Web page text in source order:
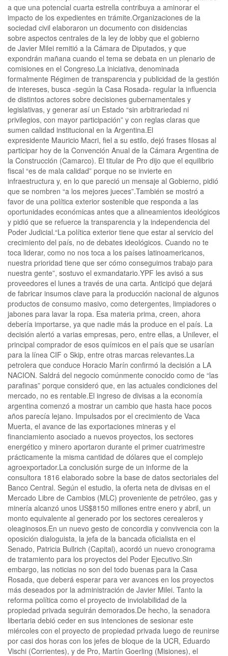
a que una potencial cuarta estrella contribuya a aminorar el
impacto de los expedientes en trámite.Organizaciones de la
sociedad civil elaboraron un documento con disidencias
sobre aspectos centrales de la ley de lobby que el gobierno
de Javier Milei remitió a la Cámara de Diputados, y que
expondrán mañana cuando el tema se debata en un plenario de
comisiones en el Congreso.La iniciativa, denominada
formalmente Régimen de transparencia y publicidad de la gestión
de intereses, busca -según la Casa Rosada- regular la influencia
de distintos actores sobre decisiones gubernamentales y
legislativas, y generar así un Estado “sin arbitrariedad ni
privilegios, con mayor participación” y con reglas claras que
sumen calidad institucional en la Argentina.El
expresidente Mauricio Macri, fiel a su estilo, dejó frases filosas al
participar hoy de la Convención Anual de la Cámara Argentina de
la Construcción (Camarco). El titular de Pro dijo que el equilibrio
fiscal “es de mala calidad” porque no se invierte en
infraestructura y, en lo que pareció un mensaje al Gobierno, pidió
que se nombren “a los mejores jueces”.También se mostró a
favor de una política exterior sostenible que responda a las
oportunidades económicas antes que a alineamientos ideológicos
y pidió que se refuerce la transparencia y la independencia del
Poder Judicial.“La política exterior tiene que estar al servicio del
crecimiento del país, no de debates ideológicos. Cuando no te
toca liderar, como no nos toca a los países latinoamericanos,
nuestra prioridad tiene que ser cómo conseguimos trabajo para
nuestra gente”, sostuvo el exmandatario.YPF les avisó a sus
proveedores el lunes a través de una carta. Anticipó que dejará
de fabricar insumos clave para la producción nacional de algunos
productos de consumo masivo, como detergentes, limpiadores o
jabones para lavar la ropa. Esa materia prima, creen, ahora
debería importarse, ya que nadie más la produce en el país. La
decisión alertó a varias empresas, pero, entre ellas, a Unilever, el
principal comprador de esos químicos en el país que se usarían
para la línea CIF o Skip, entre otras marcas relevantes.La
petrolera que conduce Horacio Marín confirmó la decisión a LA
NACION. Saldrá del negocio comúnmente conocido como de “las
parafinas” porque consideró que, en las actuales condiciones del
mercado, no es rentable.El ingreso de divisas a la economía
argentina comenzó a mostrar un cambio que hasta hace pocos
años parecía lejano. Impulsados por el crecimiento de Vaca
Muerta, el avance de las exportaciones mineras y el
financiamiento asociado a nuevos proyectos, los sectores
energético y minero aportaron durante el primer cuatrimestre
prácticamente la misma cantidad de dólares que el complejo
agroexportador.La conclusión surge de un informe de la
consultora 1816 elaborado sobre la base de datos sectoriales del
Banco Central. Según el estudio, la oferta neta de divisas en el
Mercado Libre de Cambios (MLC) proveniente de petróleo, gas y
minería alcanzó unos US$8150 millones entre enero y abril, un
monto equivalente al generado por los sectores cerealeros y
oleaginosos.En un nuevo gesto de concordia y convivencia con la
oposición dialoguista, la jefa de la bancada oficialista en el
Senado, Patricia Bullrich (Capital), acordó un nuevo cronograma
de tratamiento para los proyectos del Poder Ejecutivo.Sin
embargo, las noticias no son del todo buenas para la Casa
Rosada, que deberá esperar para ver avances en los proyectos
más deseados por la administración de Javier Milei. Tanto la
reforma política como el proyecto de inviolabilidad de la
propiedad privada seguirán demorados.De hecho, la senadora
libertaria debió ceder en sus intenciones de sesionar este
miércoles con el proyecto de propiedad privada luego de reunirse
por casi dos horas con los jefes de bloque de la UCR, Eduardo
Vischi (Corrientes), y de Pro, Martín Goerling (Misiones), el